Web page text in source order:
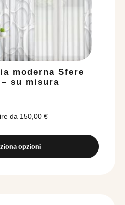
moderna Sfere
su misura
da 150,00 €
opzioni